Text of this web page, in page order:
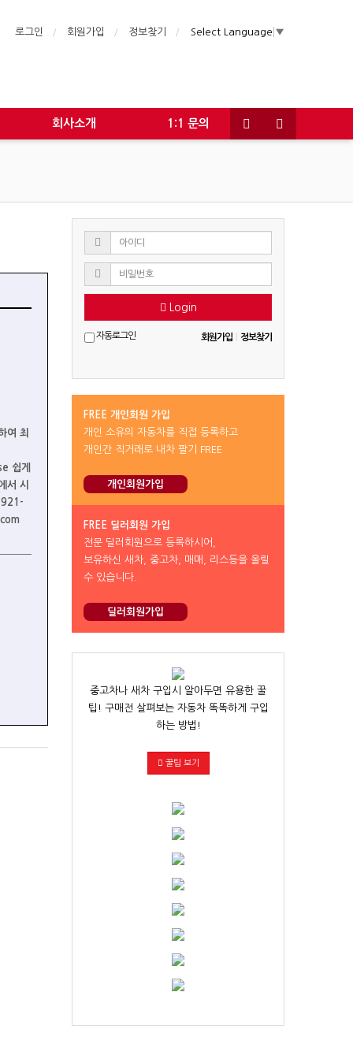
로그인 회원가입 정보찾기 Select Language ▼
회사소개 1:1 문의
여 최
쉽게
서 시
921-
Login
자동로그인 회원가입 정보찾기
FREE 개인회원 가입
개인 소유의 자동차를 직접 등록하고
개인간 직거래로 내차 팔기 FREE
개인회원가입
FREE 딜러회원 가입
전문 딜러회원으로 등록하시어,
보유하신 새차, 중고차, 매매, 리스등을 올릴
수 있습니다.
딜러회원가입
중고차나 새차 구입시 알아두면 유용한 꿀
팁! 구매전 살펴보는 자동차 똑똑하게 구입
하는 방법!
꿀팁 보기